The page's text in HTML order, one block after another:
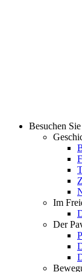
Besuchen
Im
Der